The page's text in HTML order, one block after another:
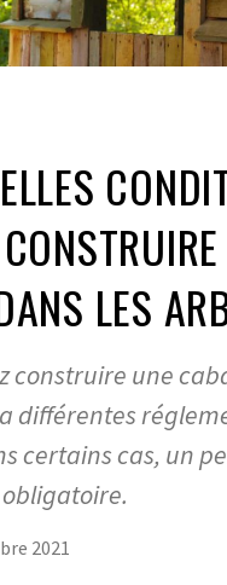
LES
construire une
différentes
certains cas, un
2021